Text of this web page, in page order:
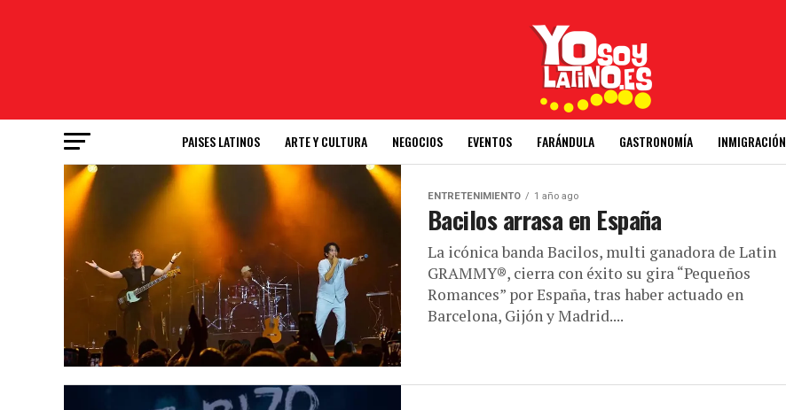
PAISES LATINOS ARTE Y CULTURA NEGOCIOS EVENTOS FARÁNDULA GASTRONOMÍA INMIGRACIÓN
ENTRETENIMIENTO 1 año ago
Bacilos arrasa en España
La icónica banda Bacilos, multi ganadora de Latin
GRAMMY®, cierra con éxito su gira “Pequeños
Romances” por España, tras haber actuado en
Barcelona, Gijón y Madrid....